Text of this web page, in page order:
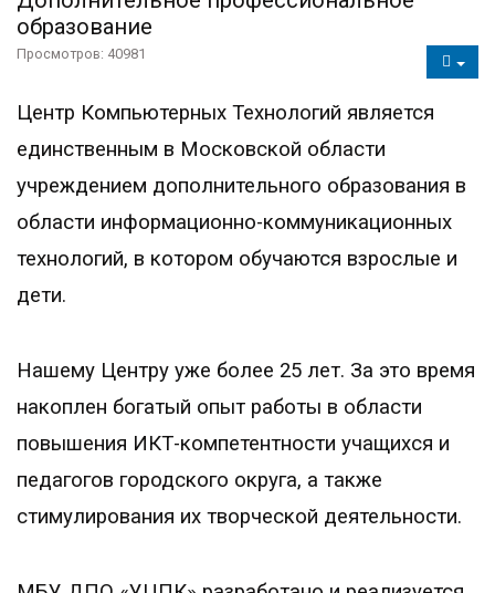
образование
Просмотров: 40981
Центр Компьютерных Технологий является
единственным в Московской области
учреждением дополнительного образования в
области информационно-коммуникационных
технологий, в котором обучаются взрослые и
дети.
Нашему Центру уже более 25 лет. За это время
накоплен богатый опыт работы в области
повышения ИКТ-компетентности учащихся и
педагогов городского округа, а также
стимулирования их творческой деятельности.